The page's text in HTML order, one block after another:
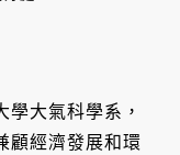
大氣科學系，
顧經濟發展和環